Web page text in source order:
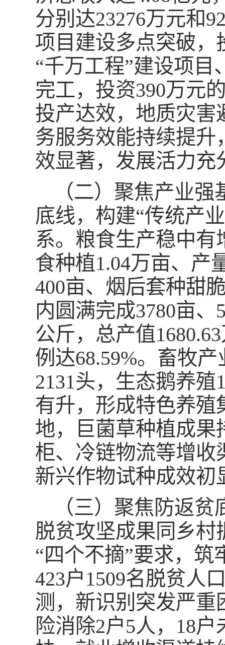
分别达23276万元和
项目建设多点突破，
“千万工程”建设项
完工，投资390万元
投产达效，地质灾害
务服务效能持续提
效显著，发展活力充
（二）聚焦产业
底线，构建“传统产
系。粮食生产稳中
食种植1.04万亩、产
400亩、烟后套种甜
内圆满完成3780亩
公斤，总产值
例达68.59%。畜牧
2131头，生态鹅养
有升，形成特色养殖
地，巨菌草种植成果
柜、冷链物流等增收
新兴作物试种成效初
（三）聚焦防返
脱贫攻坚成果同乡
“四个不摘”要求，
423户1509名脱贫人
测，新识别突发严重
险消除2户5人，18